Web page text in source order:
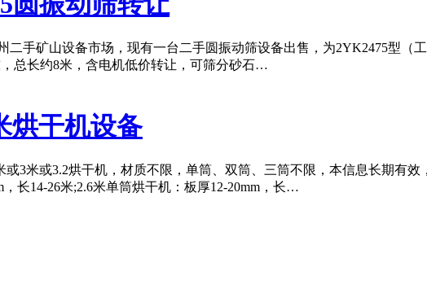
手矿山设备市场，现有一台二手圆振动筛设备出售，为2YK2475型（
总长约8米，含电机低价转让，可筛分砂石…
烘干机设备
3米或3.2烘干机，材质不限，单筒、双筒、三筒不限，本信息长期有效
，长14-26米;2.6米单筒烘干机：板厚12-20mm，长…